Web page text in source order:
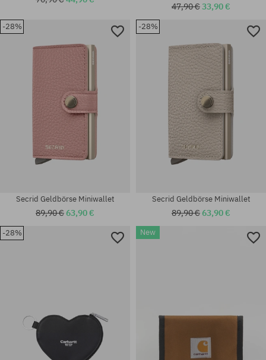
Universalgröße Universalgröße
47,90 €33,90 €
-28%
Secrid Geldbörse Miniwallet
89,90 €63,90 €
-28%
Secrid Geldbörse Miniwallet
89,90 €63,90 €
-28% New